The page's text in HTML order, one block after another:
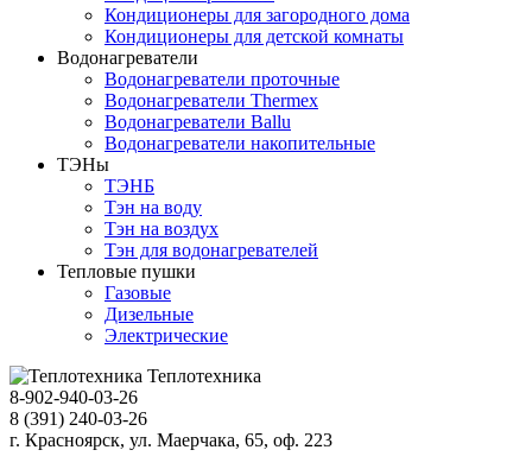
Кондиционеры для загородного дома
Кондиционеры для детской комнаты
Водонагреватели
Водонагреватели проточные
Водонагреватели Thermex
Водонагреватели Ballu
Водонагреватели накопительные
ТЭНы
ТЭНБ
Тэн на воду
Тэн на воздух
Тэн для водонагревателей
Тепловые пушки
Газовые
Дизельные
Электрические
Теплотехника
8-902-940-03-26
8 (391) 240-03-26
г. Красноярск, ул. Маерчака, 65, оф. 223